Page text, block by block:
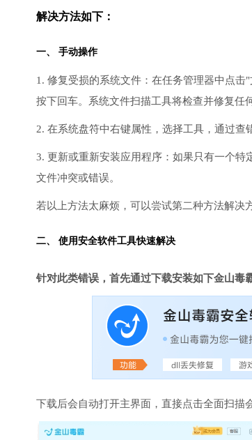
解决方法如下：
一、 手动操作
1. 修复受损的系统文件：在任务管理器中点击
按下回车。系统文件扫描工具将检查并修复任
2. 在系统盘符中右键属性，选择工具，通过查
3. 更新或重新安装应用程序：如果只有一个
文件冲突或错误。
若以上方法太麻烦，可以尝试第二种方法解决
二、 使用安全软件工具快速解决
针对此类错误，首先通过下载安装如下金山毒
下载后会自动打开主界面，直接点击全面扫描